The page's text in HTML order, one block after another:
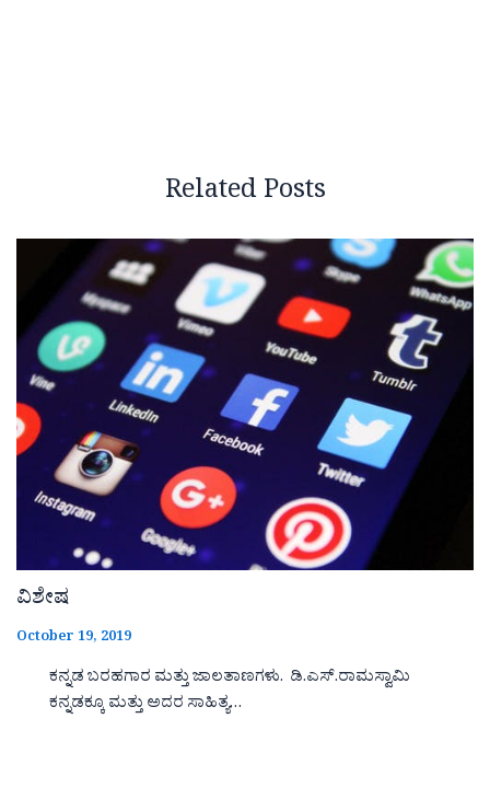
Related Posts
ವಿಶೇಷ
October 19, 2019
ಕನ್ನಡ ಬರಹಗಾರ ಮತ್ತು ಜಾಲತಾಣಗಳು. ಡಿ.ಎಸ್.ರಾಮಸ್ವಾಮಿ
ಕನ್ನಡಕ್ಕೂ ಮತ್ತು ಅದರ ಸಾಹಿತ್ಯ…